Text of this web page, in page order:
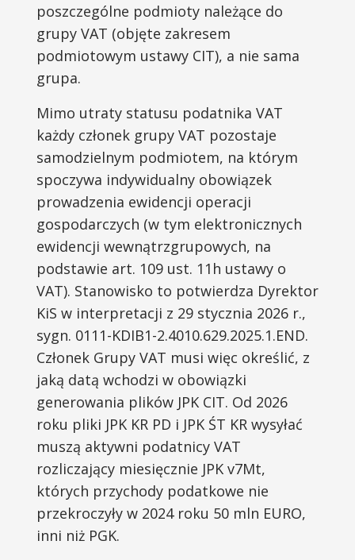
poszczególne podmioty należące do
grupy VAT (objęte zakresem
podmiotowym ustawy CIT), a nie sama
grupa.
Mimo utraty statusu podatnika VAT
każdy członek grupy VAT pozostaje
samodzielnym podmiotem, na którym
spoczywa indywidualny obowiązek
prowadzenia ewidencji operacji
gospodarczych (w tym elektronicznych
ewidencji wewnątrzgrupowych, na
podstawie art. 109 ust. 11h ustawy o
VAT). Stanowisko to potwierdza Dyrektor
KiS w interpretacji z 29 stycznia 2026 r.,
sygn. 0111-KDIB1-2.4010.629.2025.1.END.
Członek Grupy VAT musi więc określić, z
jaką datą wchodzi w obowiązki
generowania plików JPK CIT. Od 2026
roku pliki JPK KR PD i JPK ŚT KR wysyłać
muszą aktywni podatnicy VAT
rozliczający miesięcznie JPK v7Mt,
których przychody podatkowe nie
przekroczyły w 2024 roku 50 mln EURO,
inni niż PGK.